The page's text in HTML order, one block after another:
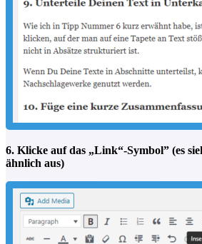
6. Klicke auf das „Link“-Symbol” (es
ähnlich aus)